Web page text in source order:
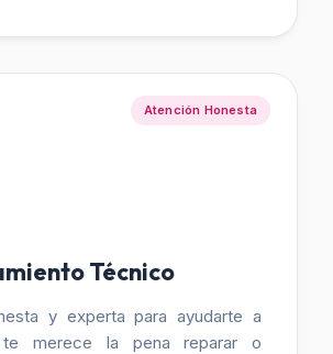
Atención Honesta
Técnico
y experta para ayudarte a
merece la pena reparar o